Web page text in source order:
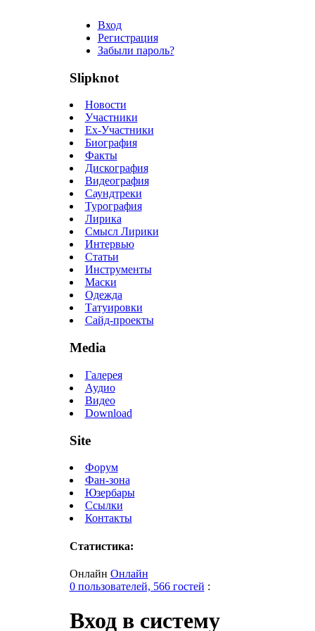
Вход
Регистрация
Забыли пароль?
Slipknot
Новости
Участники
Ex-Участники
Биография
Факты
Дискография
Видеография
Саундтреки
Турография
Лирика
Смысл Лирики
Интервью
Статьи
Инструменты
Маски
Одежда
Татуировки
Сайд-проекты
Media
Галерея
Аудио
Видео
Download
Site
Форум
Фан-зона
Юзербары
Ссылки
Контакты
Статистика:
Онлайн Онлайн
0 пользователей, 566 гостей :
Вход в систему